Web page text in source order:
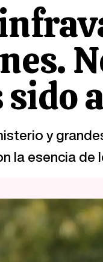
y
la esencia